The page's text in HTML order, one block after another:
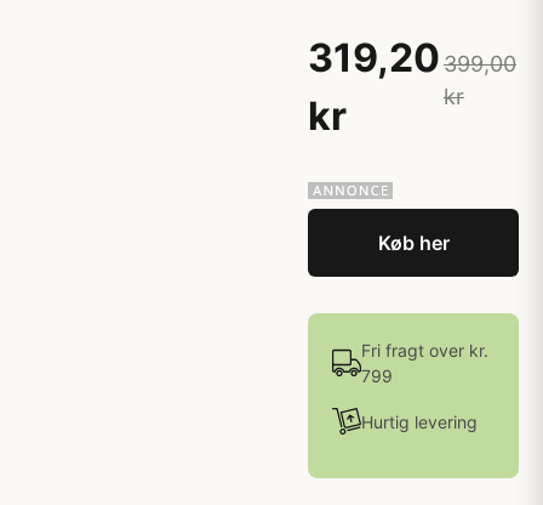
319,20
kr
399,00
kr
Køb her
Fri fragt over kr.
799
Hurtig levering